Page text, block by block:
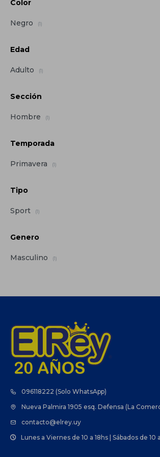
Color
Negro (1)
Edad
Adulto (1)
Sección
Hombre (1)
Temporada
Primavera (1)
Tipo
Sport (1)
Genero
Masculino (1)
096118222 (Solo WhatsApp)
Nueva Palmira 1905 esq. Defensa (La
contacto@elrey.uy
Lunes a Viernes de 10 a 18hs | Sábados de 10